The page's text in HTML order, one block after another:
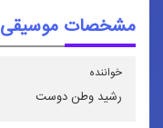
مشخصات موسیقی
خواننده
رشید وطن ‌دوست